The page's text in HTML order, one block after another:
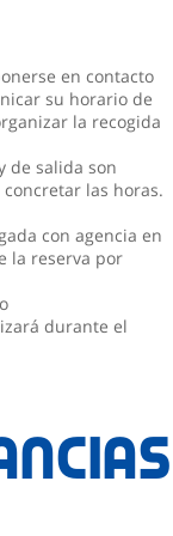
en contacto
su horario de
la recogida
de salida son
las horas.
con agencia en
la reserva por
durante el